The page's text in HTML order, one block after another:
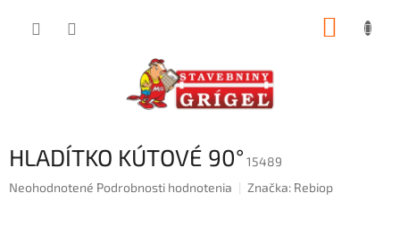
HLADÍTKO KÚTOVÉ 90° 15489
Priemerné
Neohodnotené Podrobnosti hodnotenia Značka: Rebiop